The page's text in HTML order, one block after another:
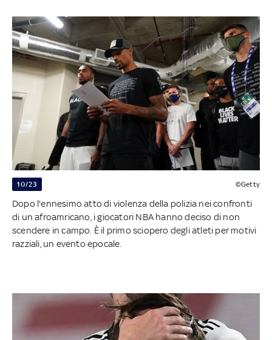
10/23 ©Getty
Dopo l'ennesimo atto di violenza della polizia nei confronti
di un afroamricano, i giocatori NBA hanno deciso di non
scendere in campo. È il primo sciopero degli atleti per motivi
razziali, un evento epocale.